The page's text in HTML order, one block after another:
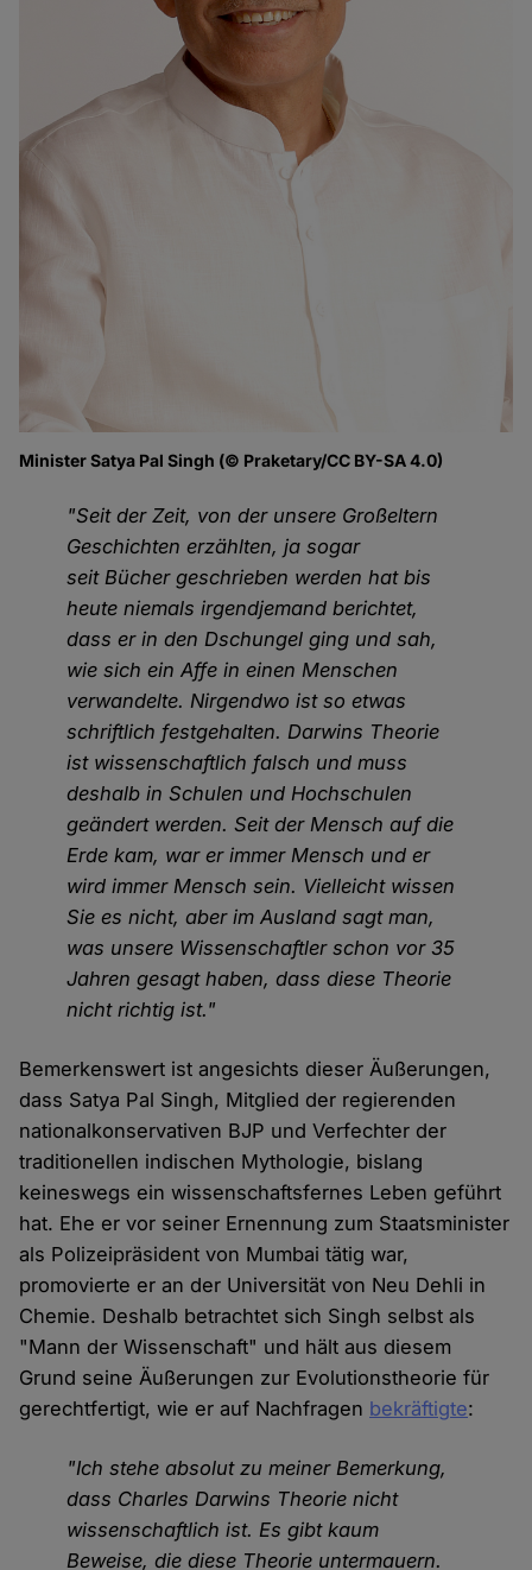
Minister Satya Pal Singh (© Praketary/CC BY-SA 4.0)
"Seit der Zeit, von der unsere Großeltern
Geschichten erzählten, ja sogar
seit Bücher geschrieben werden hat bis
heute niemals irgendjemand berichtet,
dass er in den Dschungel ging und sah,
wie sich ein Affe in einen Menschen
verwandelte. Nirgendwo ist so etwas
schriftlich festgehalten. Darwins Theorie
ist wissenschaftlich falsch und muss
deshalb in Schulen und Hochschulen
geändert werden. Seit der Mensch auf die
Erde kam, war er immer Mensch und er
wird immer Mensch sein. Vielleicht wissen
Sie es nicht, aber im Ausland sagt man,
was unsere Wissenschaftler schon vor 35
Jahren gesagt haben, dass diese Theorie
nicht richtig ist."
Bemerkenswert ist angesichts dieser Äußerungen,
dass Satya Pal Singh, Mitglied der regierenden
nationalkonservativen BJP und Verfechter der
traditionellen indischen Mythologie, bislang
keineswegs ein wissenschaftsfernes Leben geführt
hat. Ehe er vor seiner Ernennung zum Staatsminister
als Polizeipräsident von Mumbai tätig war,
promovierte er an der Universität von Neu Dehli in
Chemie. Deshalb betrachtet sich Singh selbst als
"Mann der Wissenschaft" und hält aus diesem
Grund seine Äußerungen zur Evolutionstheorie für
gerechtfertigt, wie er auf Nachfragen bekräftigte:
"Ich stehe absolut zu meiner Bemerkung,
dass Charles Darwins Theorie nicht
wissenschaftlich ist. Es gibt kaum
Beweise, die diese Theorie untermauern.